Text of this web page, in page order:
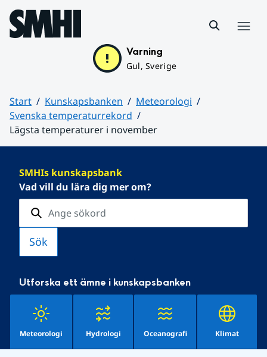
Hoppa till sidans innehåll
Varning
Gul, Sverige
Start Kunskapsbanken
Meteorologi
Svenska temperaturrekord
Lägsta temperaturer i november
SMHIs kunskapsbank
Vad vill du lära dig mer om?
Utforska ett ämne i kunskapsbanken
Meteorologi Hydrologi Oceanografi Klimat